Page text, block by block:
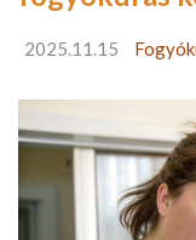
2025.11.15